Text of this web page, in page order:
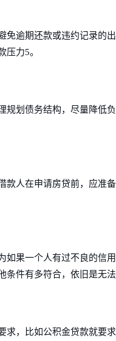
逾期还款或违约记录的
力5。
划债务结构，尽量降低
款人在申请房贷前，应准
如果一个人有过不良的信
件有多符合，依旧是无法
求，比如公积金贷款就要